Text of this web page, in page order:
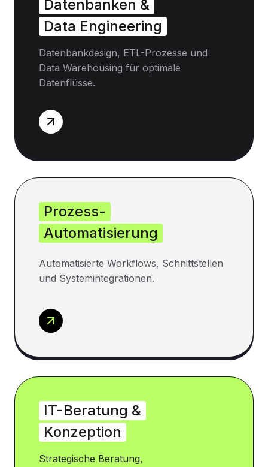
Datenbanken &
Data Engineering
Datenbankdesign, ETL-Prozesse und
Data Warehousing für optimale
Datenflüsse.
Prozess-
Automatisierung
Automatisierte Workflows, Schnittstellen
und Systemintegrationen.
IT-Beratung &
Konzeption
Strategische Beratung,